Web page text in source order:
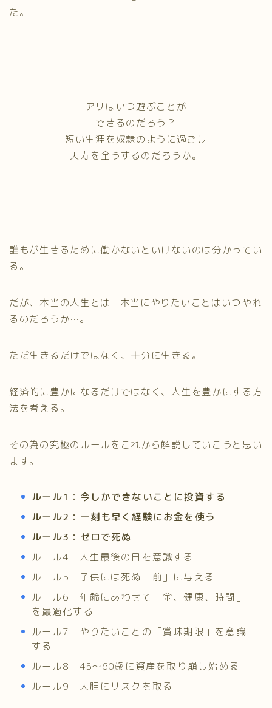
た。
アリはいつ遊ぶことが
できるのだろう？
短い生涯を奴隷のように過ごし
天寿を全うするのだろうか。
誰もが生きるために働かないといけないのは分かってい
る。
だが、本当の人生とは…本当にやりたいことはいつやれ
るのだろうか…。
ただ生きるだけではなく、十分に生きる。
経済的に豊かになるだけではなく、人生を豊かにする方
法を考える。
その為の究極のルールをこれから解説していこうと思い
ます。
ルール1：今しかできないことに投資する
ルール2：一刻も早く経験にお金を使う
ルール3：ゼロで死ぬ
ルール4：人生最後の日を意識する
ルール5：子供には死ぬ「前」に与える
ルール6：年齢にあわせて「金、健康、時間」
を最適化する
ルール7：やりたいことの「賞味期限」を意識
する
ルール8：45～60歳に資産を取り崩し始める
ルール9：大胆にリスクを取る